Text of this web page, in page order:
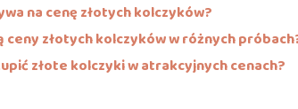
na cenę złotych kolczyków?
ceny złotych kolczyków w różnych
złote kolczyki w atrakcyjnych cenach?